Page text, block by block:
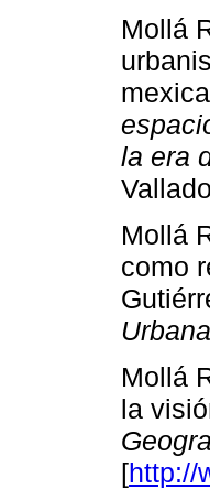
Mollá
la era
Mollá
como
Urbana
Mollá
la
[http://